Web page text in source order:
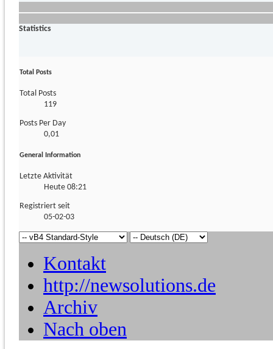
Statistics
Total Posts
Total Posts
119
Posts Per Day
0,01
General Information
Letzte Aktivität
Heute 08:21
Registriert seit
05-02-03
Kontakt
http://newsolutions.de
Archiv
Nach oben